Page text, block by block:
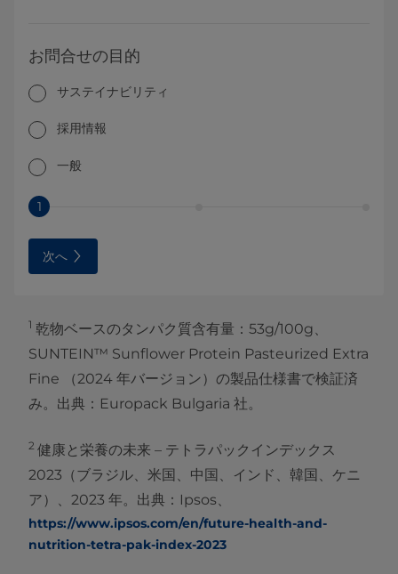
お問合せの目的
サステイナビリティ
採用情報
一般
1
次へ
1 乾物ベースのタンパク質含有量：53g/100g、
SUNTEIN™ Sunflower Protein Pasteurized Extra
Fine （2024 年バージョン）の製品仕様書で検証済
み。出典：Europack Bulgaria 社。
2 健康と栄養の未来 – テトラパックインデックス
2023（ブラジル、米国、中国、インド、韓国、ケニ
ア）、2023 年。出典：Ipsos、
https://www.ipsos.com/en/future-health-and-
nutrition-tetra-pak-index-2023